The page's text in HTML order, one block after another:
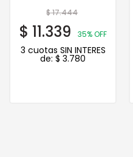
$218.685
$142.145 35% OFF
3 cuotas SIN INTERES
de: $47.382